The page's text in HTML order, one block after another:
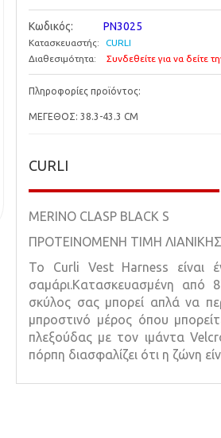
Κωδικός: PN3025
Κατασκευαστής:
CURLI
Διαθεσιμότητα:
Συνδεθείτε για να δείτε
Πληροφορίες προϊόντος:
ΜΕΓΕΘΟΣ: 38.3-43.3 CM
CURLI
MERINO CLASP BLACK S
ΠΡΟΤΕΙΝΟΜΕΝΗ ΤΙΜΗ
Το Curli Vest Harness είναι
σαμάρι.Κατασκευασμένη από
σκύλος σας μπορεί απλά να
μπροστινό μέρος όπου
πλεξούδας με τον ιμάντα
πόρπη διασφαλίζει ότι η ζώνη